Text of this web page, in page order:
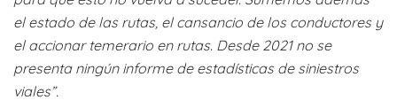
el estado de las rutas, el cansancio de los conductores y
el accionar temerario en rutas. Desde 2021 no se
presenta ningún informe de estadísticas de siniestros
viales”.